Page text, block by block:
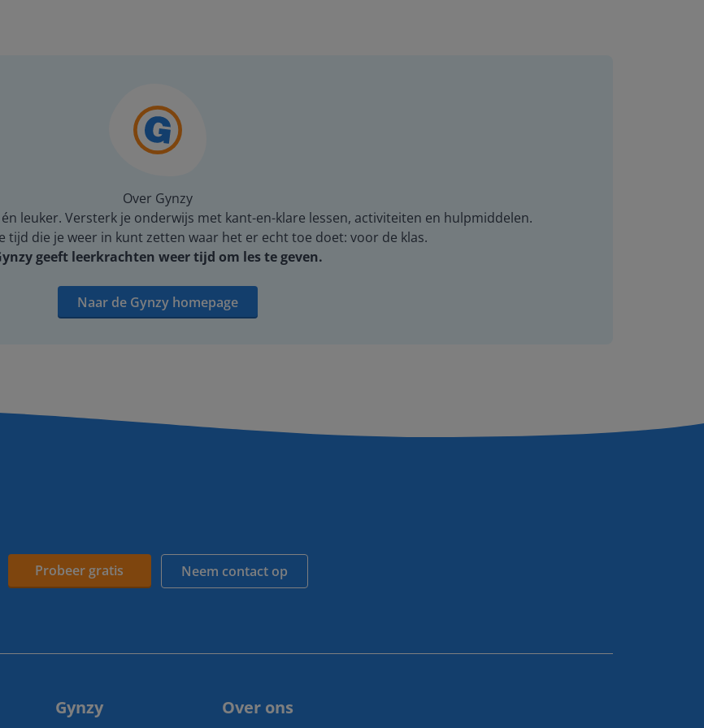
Over Gynzy
leuker. Versterk je onderwijs met kant-en-klare lessen, activiteiten en hulpmiddelen.
tijd die je weer in kunt zetten waar het er echt toe doet: voor de klas.
geeft leerkrachten weer tijd om les te geven.
Naar de Gynzy homepage
Probeer gratis Neem contact op
Gynzy Over ons